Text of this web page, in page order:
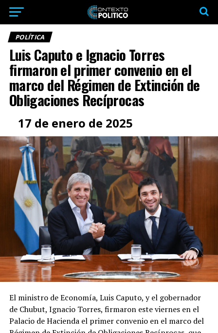
POLÍTICA
Luis Caputo e Ignacio Torres
firmaron el primer convenio en el
marco del Régimen de Extinción de
Obligaciones Recíprocas
17 de enero de 2025
El ministro de Economía, Luis Caputo, y el gobernador
de Chubut, Ignacio Torres, firmaron este viernes en el
Palacio de Hacienda el primer convenio en el marco del